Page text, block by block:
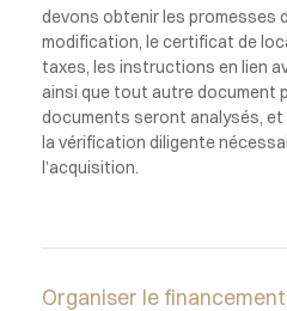
devons obtenir les promesses
modification, le certificat de
taxes, les instructions en lien
ainsi que tout autre document
documents seront analysés,
la vérification diligente
l’acquisition.
Organiser le financement